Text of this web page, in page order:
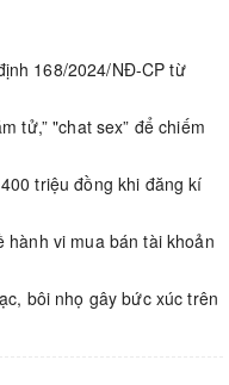
168/2024/NĐ-CP từ
tử,” "chat sex” để chiếm
triệu đồng khi đăng kí
hành vi mua bán tài khoản
bôi nhọ gây bức xúc trên